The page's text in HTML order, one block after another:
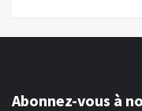
Abonnez-vous à